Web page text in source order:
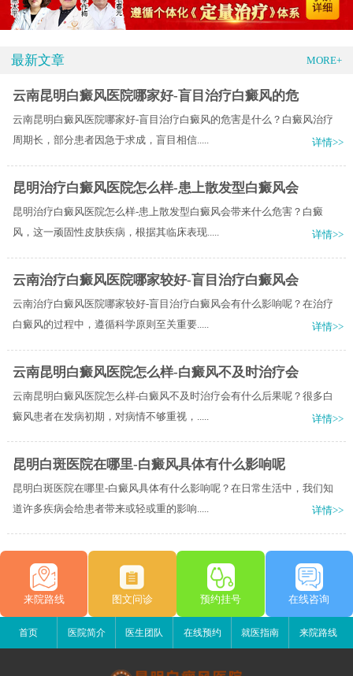
最新文章 MORE+
云南昆明白癜风医院哪家好-盲目治疗白癜风的危
云南昆明白癜风医院哪家好-盲目治疗白癜风的危害是什么？白癜风治疗
周期长，部分患者因急于求成，盲目相信.....
详情>>
昆明治疗白癜风医院怎么样-患上散发型白癜风会
昆明治疗白癜风医院怎么样-患上散发型白癜风会带来什么危害？白癜
风，这一顽固性皮肤疾病，根据其临床表现.....
详情>>
云南治疗白癜风医院哪家较好-盲目治疗白癜风会
云南治疗白癜风医院哪家较好-盲目治疗白癜风会有什么影响呢？在治疗
白癜风的过程中，遵循科学原则至关重要.....
详情>>
云南昆明白癜风医院怎么样-白癜风不及时治疗会
云南昆明白癜风医院怎么样-白癜风不及时治疗会有什么后果呢？很多白
癜风患者在发病初期，对病情不够重视，.....
详情>>
昆明白斑医院在哪里-白癜风具体有什么影响呢
昆明白斑医院在哪里-白癜风具体有什么影响呢？在日常生活中，我们知
道许多疾病会给患者带来或轻或重的影响.....
详情>>
来院路线 图文问诊 预约挂号 在线咨询
首页 医院简介 医生团队 在线预约 就医指南 来院路线